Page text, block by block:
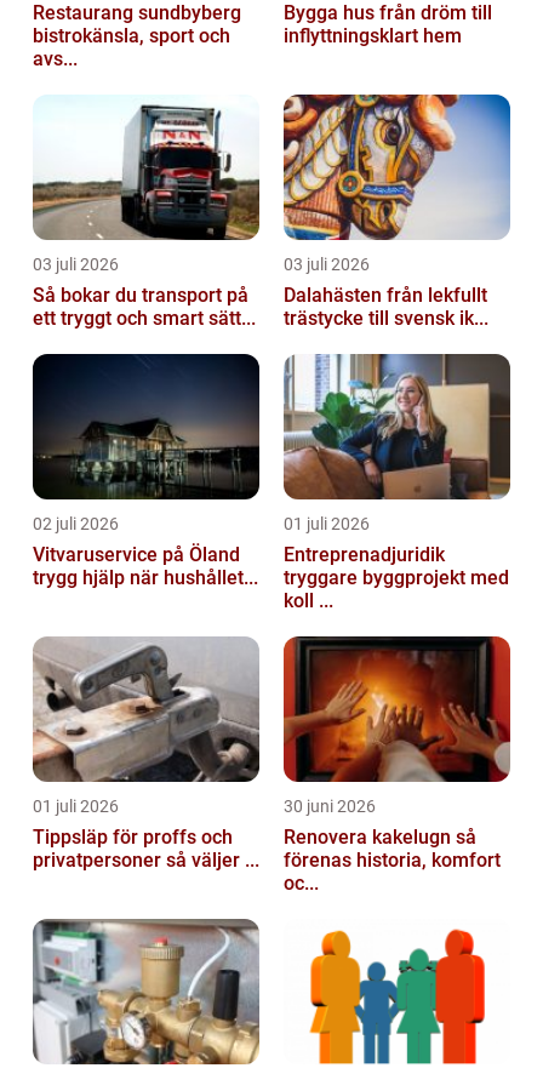
Restaurang sundbyberg
bistrokänsla, sport och
avs...
Bygga hus från dröm till
inflyttningsklart hem
03 juli 2026
Så bokar du transport på
ett tryggt och smart sätt...
03 juli 2026
Dalahästen från lekfullt
trästycke till svensk ik...
02 juli 2026
Vitvaruservice på Öland
trygg hjälp när hushållet...
01 juli 2026
Entreprenadjuridik
tryggare byggprojekt med
koll ...
01 juli 2026
Tippsläp för proffs och
privatpersoner så väljer ...
30 juni 2026
Renovera kakelugn så
förenas historia, komfort
oc...